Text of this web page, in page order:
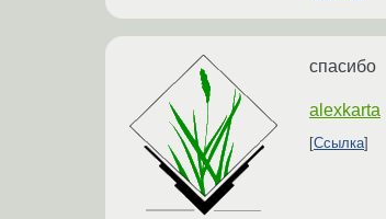
спасибо
alexkarta
Ссылка